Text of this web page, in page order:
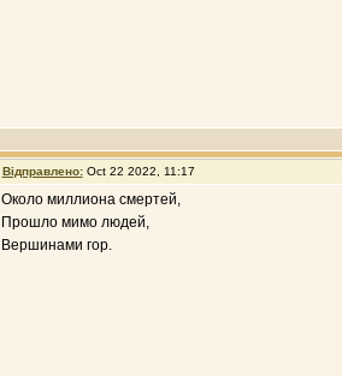
Відправлено: Oct 22 2022, 11:17
Около миллиона смертей,
Прошло мимо людей,
Вершинами гор.